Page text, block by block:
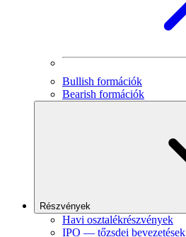
Bullish formációk
Bearish formációk
Részvények
Havi osztalékrészvények
IPO — tőzsdei bevezetések